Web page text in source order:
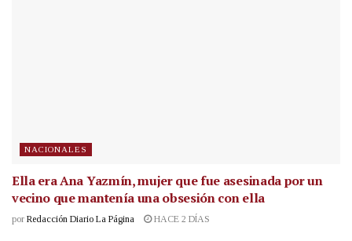
NACIONALES
Ella era Ana Yazmín, mujer que fue asesinada por un
vecino que mantenía una obsesión con ella
por Redacción Diario La Página HACE 2 DÍAS